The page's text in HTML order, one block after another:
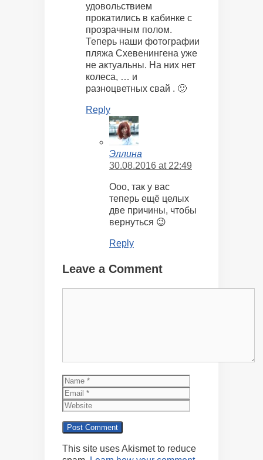
удовольствием
прокатились в кабинке с
прозрачным полом.
Теперь наши фотографии
пляжа Схевенингена уже
не актуальны. На них нет
колеса, … и
разноцветных свай . 🙂
Reply
Эллина
30.08.2016 at 22:49
Ооо, так у вас
теперь ещё целых
две причины, чтобы
вернуться 😉
Reply
Leave a Comment
Name
This site uses Akismet to reduce